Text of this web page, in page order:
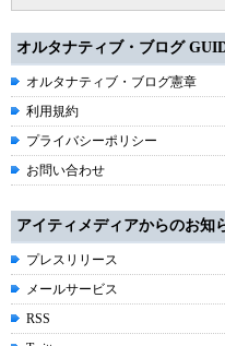
オルタナティブ・ブログ
オルタナティブ・ブログ憲章
利用規約
プライバシーポリシー
お問い合わせ
アイティメディアからのお知
プレスリリース
メールサービス
RSS